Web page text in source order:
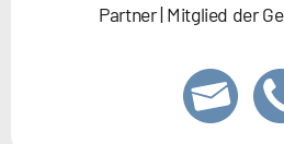
Partner | Mitglied der